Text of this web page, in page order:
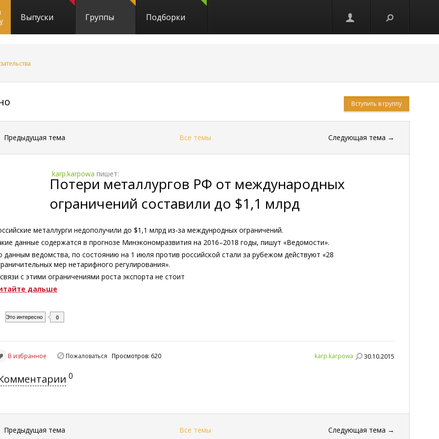
Выпуски Группы Подборки
Вступить в группу
Предыдущая тема Все темы Следующая тема →
karp.karpowa пишет:
Потери металлургов РФ от международных
ограничений составили до $1,1 млрд
металлурги недополучили до $1,1 млрд из-за междунродных ограничений.
данные содержатся в прогнозе Минэкономразвития на 2016–2018 годы, пишут «Ведомости».
данным ведомства, по состоянию на 1 июля против российской стали за рубежом действуют «28
мер нетарифного регулирования».
с этими ограничениями роста экспорта не стоит
дальше
Это интересно 0
karp.karpowa 30.10.2015
В избранное Пожаловаться Просмотров: 620
0
Предыдущая тема Все темы Следующая тема →